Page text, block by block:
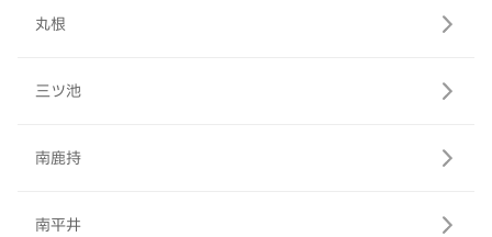
丸根
三ツ池
南鹿持
南平井